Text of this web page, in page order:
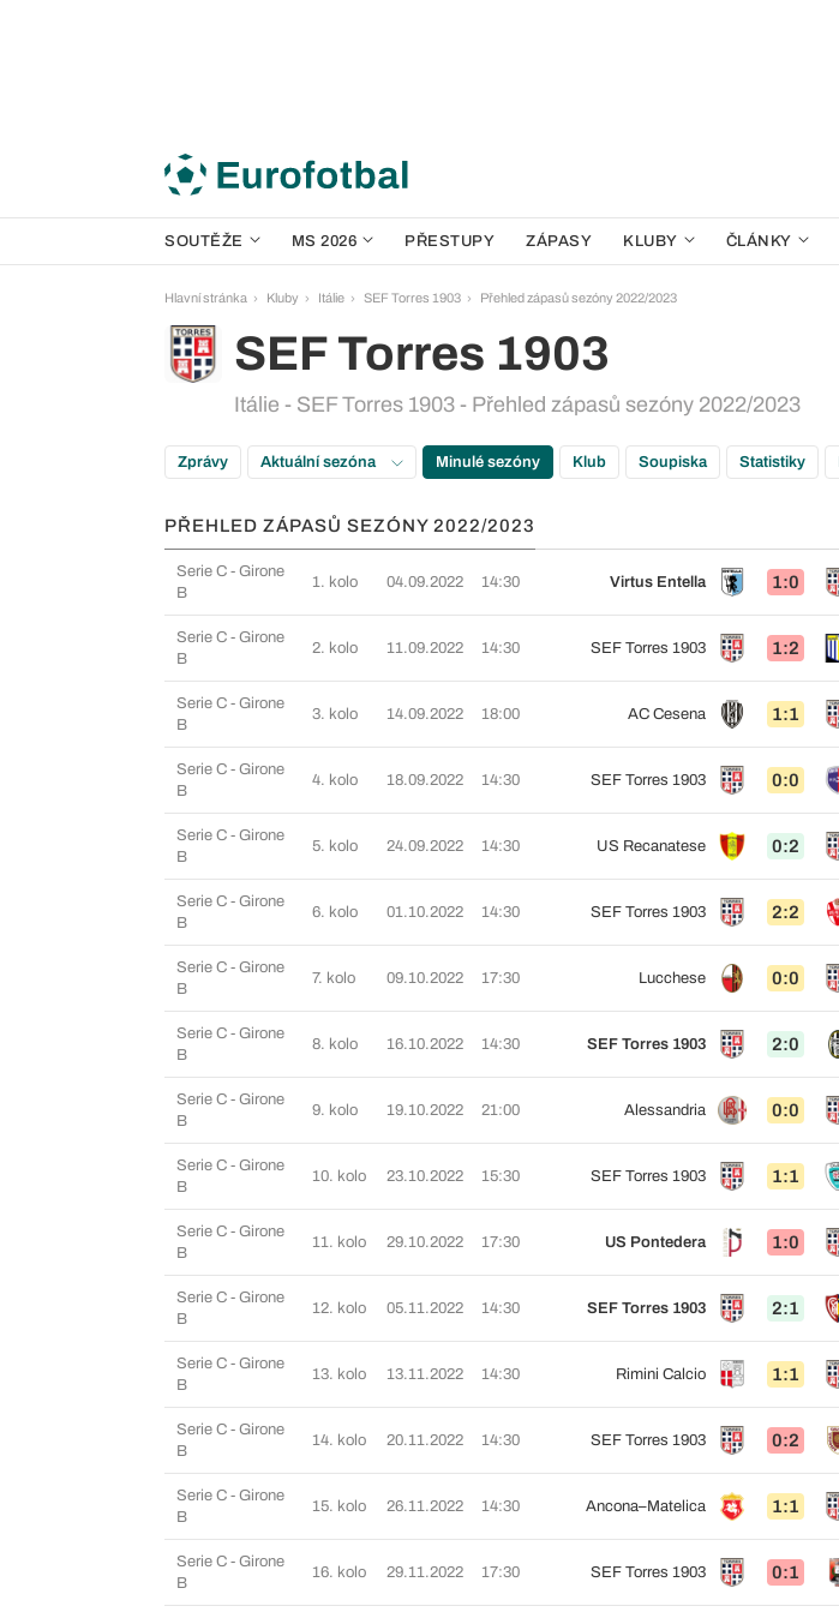
SOUTĚŽE MS 2026 PŘESTUPY ZÁPASY KLUBY ČLÁNKY
Hlavní stránka Kluby Itálie SEF Torres 1903 Přehled zápasů sezóny 2022/2023
SEF Torres 1903
Itálie - SEF Torres 1903 - Přehled zápasů sezóny 2022/2023
Zprávy Aktuální sezóna Minulé sezóny Klub Soupiska Statistiky
PŘEHLED ZÁPASŮ SEZÓNY 2022/2023
Serie C - Girone
B
1. kolo 04.09.2022 14:30 Virtus Entella 1:0
Serie C - Girone
B
2. kolo 11.09.2022 14:30 SEF Torres 1903 1:2
Serie C - Girone
B
3. kolo 14.09.2022 18:00 AC Cesena 1:1
Serie C - Girone
B
4. kolo 18.09.2022 14:30 SEF Torres 1903 0:0
Serie C - Girone
B
5. kolo 24.09.2022 14:30 US Recanatese 0:2
Serie C - Girone
B
6. kolo 01.10.2022 14:30 SEF Torres 1903 2:2
Serie C - Girone
B
7. kolo 09.10.2022 17:30 Lucchese 0:0
Serie C - Girone
B
8. kolo 16.10.2022 14:30 SEF Torres 1903 2:0
Serie C - Girone
B
9. kolo 19.10.2022 21:00 Alessandria 0:0
Serie C - Girone
B
10. kolo 23.10.2022 15:30 SEF Torres 1903 1:1
Serie C - Girone
B
11. kolo 29.10.2022 17:30 US Pontedera 1:0
Serie C - Girone
B
12. kolo 05.11.2022 14:30 SEF Torres 1903 2:1
Serie C - Girone
B
13. kolo 13.11.2022 14:30 Rimini Calcio 1:1
Serie C - Girone
B
14. kolo 20.11.2022 14:30 SEF Torres 1903 0:2
Serie C - Girone
B
15. kolo 26.11.2022 14:30 Ancona–Matelica 1:1
Serie C - Girone
B
16. kolo 29.11.2022 17:30 SEF Torres 1903 0:1